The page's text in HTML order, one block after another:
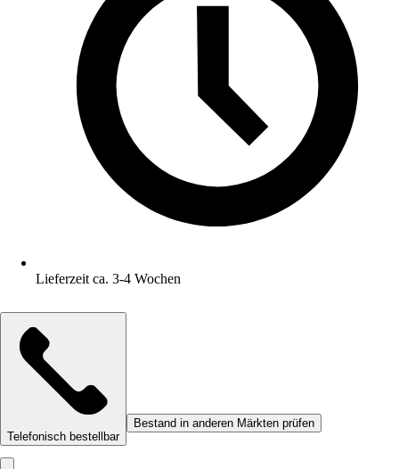
Lieferzeit ca. 3-4 Wochen
Telefonisch bestellbar
Bestand in anderen Märkten prüfen